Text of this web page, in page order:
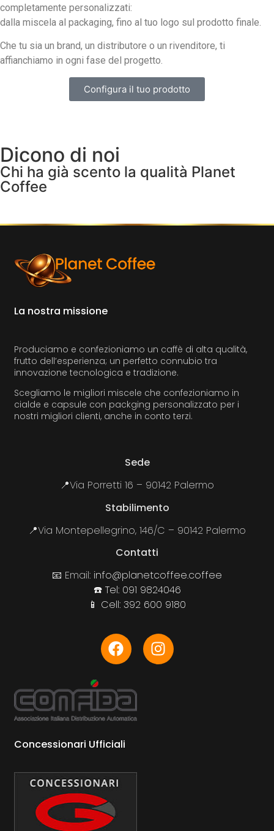
completamente personalizzati:
dalla miscela al packaging, fino al tuo logo sul prodotto finale.
Che tu sia un brand, un distributore o un rivenditore, ti
affianchiamo in ogni fase del progetto.
Configura il tuo prodotto
Dicono di noi
Chi ha già scento la qualità Planet
Coffee
La nostra missione
Produciamo e confezioniamo un caffè di alta qualità,
frutto dell’esperienza; un perfetto connubio tra
innovazione tecnologica e tradizione.
Scegliamo le migliori miscele che confezioniamo in
cialde e capsule con packging personalizzato per i
nostri migliori clienti, anche in conto terzi.
Sede
📍Via Porretti 16 – 90142 Palermo
Stabilimento
📍Via Montepellegrino, 146/C – 90142 Palermo
Contatti
📧 Email: info@planetcoffee.coffee
☎️ Tel: 091 9824046
📱 Cell: 392 600 9180
Concessionari Ufficiali